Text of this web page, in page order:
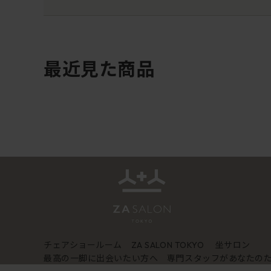
最近見た商品
チェアショールーム ZA SALON TOKYO
坐サロン
最高の一脚に出会いたい方へ 専門スタッフがあなたの